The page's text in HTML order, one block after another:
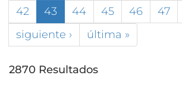
42
43 44 45 46 47
siguiente ›
última »
2870 Resultados